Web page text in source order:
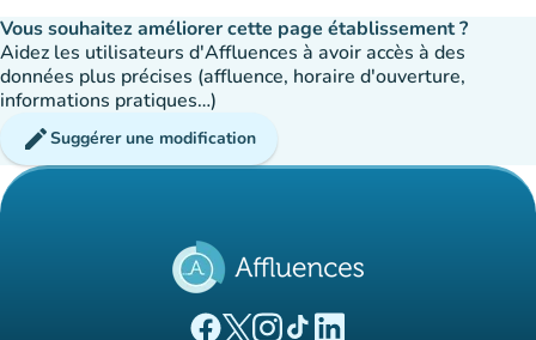
Vous souhaitez améliorer cette page établissement ?
Aidez les utilisateurs d'Affluences à avoir accès à des
données plus précises (affluence, horaire d'ouverture,
informations pratiques…)
editSuggérer une modification
(nouvel onglet)
(nouvel onglet)
(nouvel onglet)
(nouvel onglet)